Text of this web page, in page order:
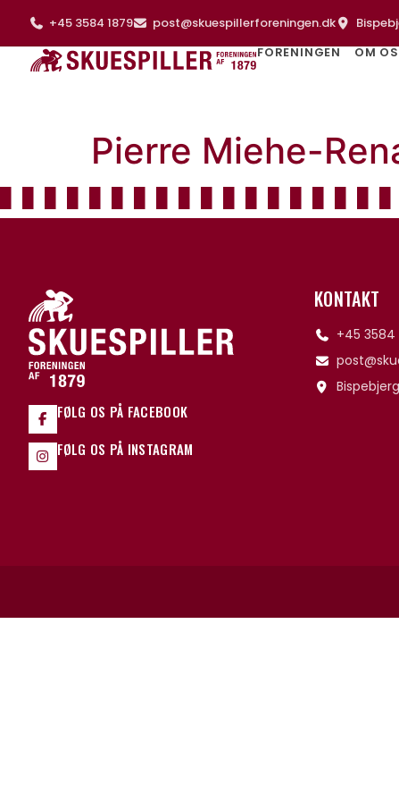
+45 3584 1879 post@skuespillerforeningen.dk
FORENINGEN
OM OS
Pierre Miehe-
FØLG OS PÅ FACEBOOK
FØLG OS PÅ INSTAGRAM
KONTAKT
+45 3584